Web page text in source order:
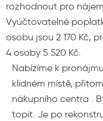
rozhodnout pro
Vyúčtovatelné
osobu jsou 2 170 Kč,
4 osoby 5 520 Kč.
Nabízíme k
klidném místě,
nákupního centra .
topit. Je po